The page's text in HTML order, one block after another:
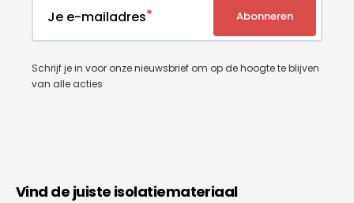
Je e-mailadres Abonneren
Schrijf je in voor onze nieuwsbrief om op de hoogte te blijven
van alle acties
Vind de juiste isolatiemateriaal